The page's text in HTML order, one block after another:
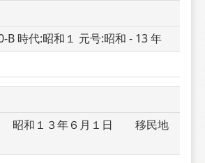
B 時代:昭和１ 元号:昭和 - 13 年
昭和１３年６月１日　　移民地